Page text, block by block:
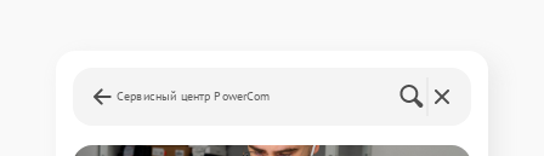
Сервисный центр PowerCom